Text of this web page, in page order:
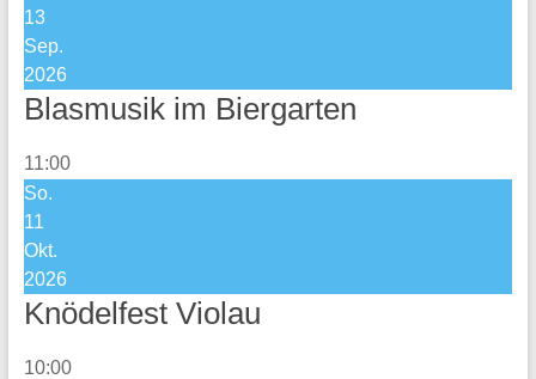
13
Sep.
2026
Blasmusik im Biergarten
11:00
So.
11
Okt.
2026
Knödelfest Violau
10:00